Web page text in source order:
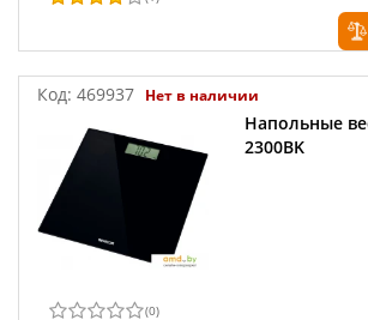
Код: 469937 Нет в наличии
Напольные
2300BK
(0)